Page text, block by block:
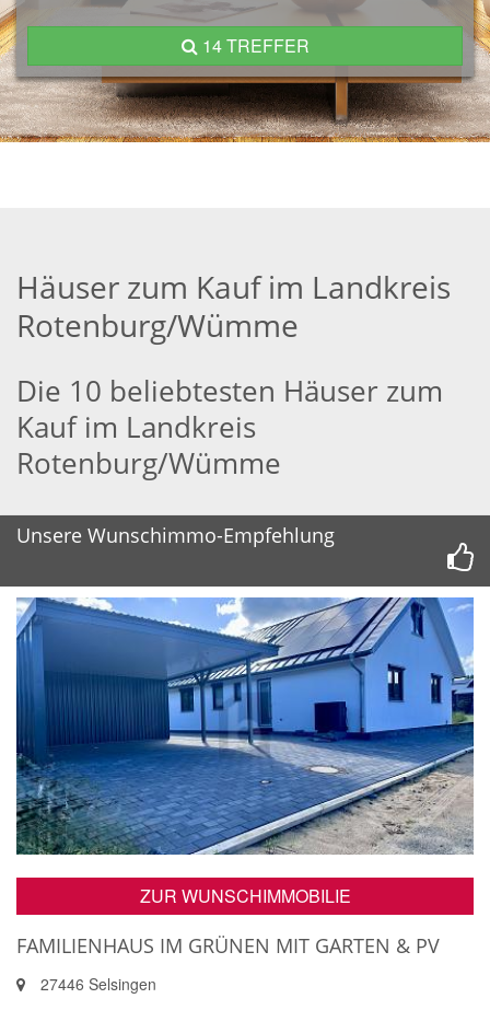
14 TREFFER
Häuser zum Kauf im Landkreis
Rotenburg/Wümme
Die 10 beliebtesten Häuser zum
Kauf im Landkreis
Rotenburg/Wümme
Unsere Wunschimmo-Empfehlung
ZUR WUNSCHIMMOBILIE
FAMILIENHAUS IM GRÜNEN MIT GARTEN & PV
27446 Selsingen